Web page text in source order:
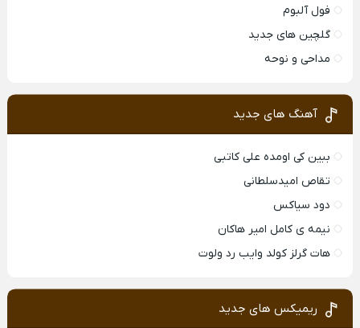
فول آلبوم
گلچین های جدید
مداحی و نوحه
آهنگ های جدید
ببین کی اومده علی کاتبی
تقاص امیدسلطانی
دود سیاکس
نیمه ی کامل امیر هاکان
هات گرلز کولد وایب رد ولوت
ریمیکس های جدید